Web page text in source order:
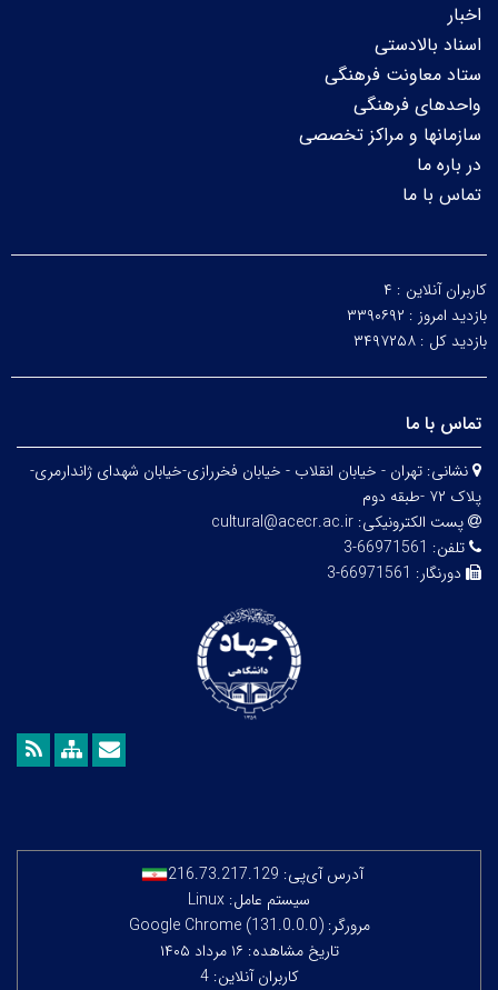
اخبار
اسناد بالادستی
ستاد معاونت فرهنگی
واحدهای فرهنگی
سازمانها و مراکز تخصصی
در باره ما
تماس با ما
کاربران آنلاین : ۴
بازدید امروز : ۳۳۹۰۶۹۲
بازدید کل : ۳۴۹۷۲۵۸
تماس با ما
نشانی: تهران - خیابان انقلاب - خیابان فخررازی-خیابان شهدای ژاندارمری-
پلاک ۷۲ -طبقه دوم
پست الکترونیکی: cultural@acecr.ac.ir
تلفن: 66971561-3
دورنگار: 66971561-3
آدرس آی‌پی: 216.73.217.129
سیستم عامل: Linux
مرورگر: Google Chrome (131.0.0.0)
تاریخ مشاهده: ۱۶ مرداد ۱۴۰۵
کاربران آنلاین: 4